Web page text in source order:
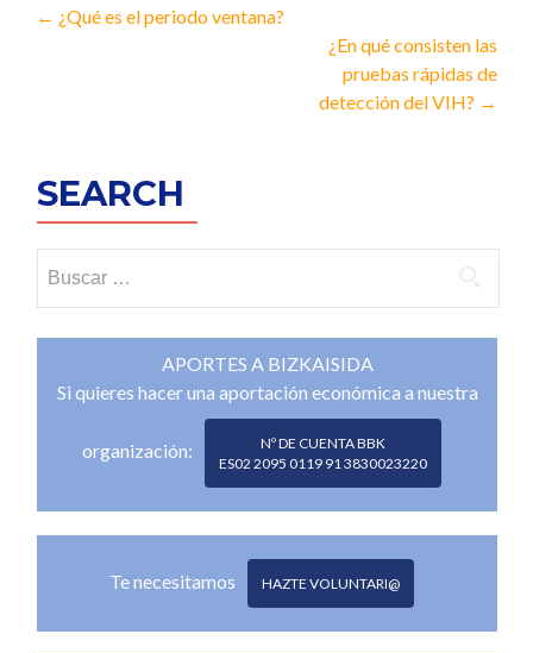
Navegacion
← ¿Qué es el periodo ventana?
¿En qué consisten las
pruebas rápidas de
detección del VIH? →
SEARCH
APORTES A BIZKAISIDA
Si quieres hacer una aportación económica a nuestra
organización:
Nº DE CUENTA BBK
ES02 2095 0119 91 3830023220
Te necesitamos HAZTE VOLUNTARI@